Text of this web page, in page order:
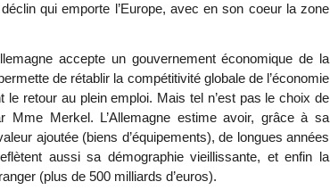
qui emporte l’Europe, avec en son coeur la zone
accepte un gouvernement économique de la
de rétablir la compétitivité globale de l’économie
retour au plein emploi. Mais tel n’est pas le choix de
Mme Merkel. L’Allemagne estime avoir, grâce à sa
ajoutée (biens d’équipements), de longues années
aussi sa démographie vieillissante, et enfin la
(plus de 500 milliards d’euros).